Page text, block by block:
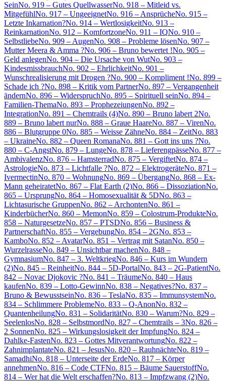
SeinNo. 919 – Gutes QuellwasserNo. 918 – Mitleid vs.
MitgefühlNo. 917 – UngeeignetNo. 916 – AnsprücheNo. 915 –
Letzte Inkarnation?No. 914 – WertlosigkeitNo. 913 –
ReinkarnationNo. 912 – KomfortzoneNo. 911 – IQNo. 910 –
SelbstliebeNo. 909 – AugenNo. 908 – Probleme lösenNo. 907 –
Mutter Meera & Amma ?No. 906 – Bruno bewertet !No. 905 –
Geld anlegenNo. 904 – Die Ursache von WutNo. 903 –
KindesmissbrauchNo. 902 – EhrlichkeitNo. 901 –
Wunschrealisierung mit Drogen ?No. 900 – Kompliment !No. 899 –
Schade ich ?No. 898 – Kritik vom PartnerNo. 897 – Vergangenheit
ändernNo. 896 – WiderspruchNo. 895 – Spirituell seinNo. 894 –
Familien-ThemaNo. 893 – ProphezeiungenNo. 892 –
IntegrationNo. 891 – Chemtrails (4)No. 890 – Bruno labert 2No.
889 – Bruno labert nurNo. 888 – Graue HaareNo. 887 – VirenNo.
886 – Blutgruppe 0No. 885 – Weisse ZähneNo. 884 – ZeitNo. 883
– UkraineNo. 882 – Queen RomanaNo. 881 – Gott ins uns ?No.
880 – C-AngstNo. 879 – LungeNo. 878 – LieferengpässeNo. 877 –
AmbivalenzNo. 876 – HamsterradNo. 875 – VergiftetNo. 874 –
AstrologieNo. 873 – Lichtfalle ?No. 872 – ElektrogeräteNo. 871 –
IvermectinNo. 870 – WohnungNo. 869 – ÜbergangNo. 868 – Ex-
Mann geheiratetNo. 867 – Flat Earth (2)No. 866 – DissoziationNo.
865 – UrsprungNo. 864 – Homosexualität & 5DNo. 863 –
Lichtasurische GruppenNo. 862 – ArchontenNo. 861 –
KinderbücherNo. 860 – MemonNo. 859 – Colostrum-ProdukteNo.
858 – NaturgesetzeNo. 857 – PTSDNo. 856 – Business &
PartnerschaftNo. 855 – VergebungNo. 854 – 2GNo. 853 –
KamboNo. 852 – AvatarNo. 851 – Vertrag mit SatanNo. 850 –
WurzelrasseNo. 849 – Unsichtbar machenNo. 848 –
GymnasiumNo. 847 – 3. WeltkriegNo. 846 – Kurs im Wundern
(2)No. 845 – ReinheitNo. 844 – 5D-PortalNo. 843 – 2G-PatientNo.
842 – Novac Djokovic ?No. 841 – TräumeNo. 840 – Haus
kaufenNo. 839 – Lotto-GewinnNo. 838 – Negatives?No. 837 –
Bruno & BewusstseinNo. 836 – TeslaNo. 835 – ImmunsystemNo.
834 – Schlimmere ProblemeNo. 833 – Q-AnonNo. 832 –
QuantenheilungNo. 831 – SolidaritätNo. 830 – Warum?No. 829 –
SeelenlosNo. 828 – SelbstmordNo. 827 – Chemtrails – 3No. 826 –
2 SonnenNo. 825 – Wirkungslosigkeit der ImpfungNo. 824 –
Dahlke-FastenNo. 823 – Gottes MitverantwortungNo. 822 –
ZahnimplantateNo. 821 – JesusNo. 820 – RauhnächteNo. 819 –
SamadhiNo. 818 – Unterseite der ErdeNo. 817 – Körper
annehmenNo. 816 – Code CTFNo. 815 – Bäume SauerstoffNo.
814 – Wer hat die Welt erschaffen?No. 813 – Impfzwang (2)No.